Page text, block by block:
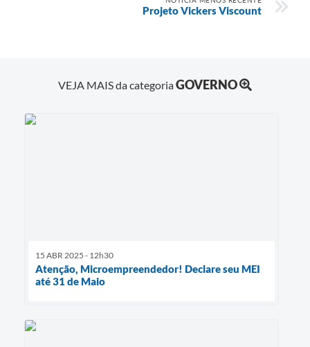
Projeto Vickers Viscount
VEJA MAIS da categoriaGOVERNO
15 ABR 2025 - 12h30
Atenção, Microempreendedor! Declare seu MEI
até 31 de Maio